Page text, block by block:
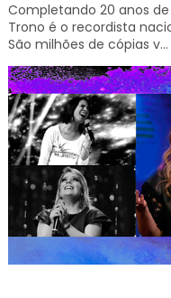
Completando 20 anos
Trono é o recordista
São milhões de cópias v...